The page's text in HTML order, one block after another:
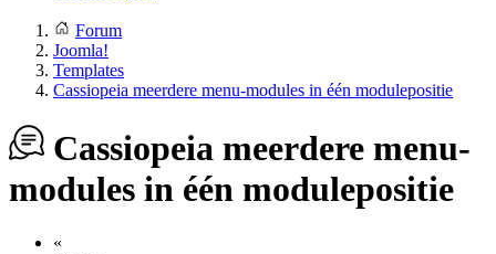
Forum
Joomla!
Templates
Cassiopeia meerdere menu-modules in één modulepositie
Cassiopeia meerdere menu-
modules in één modulepositie
«